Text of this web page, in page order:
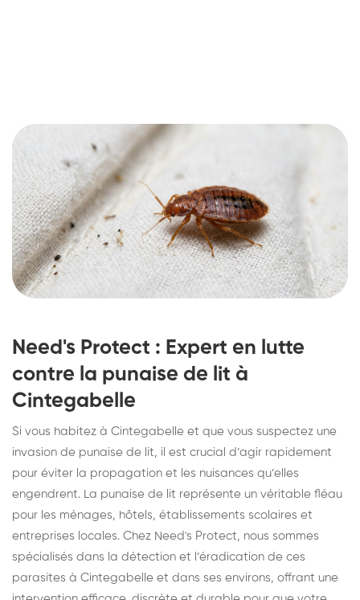
Need's Protect : Expert en lutte
contre la punaise de lit à
Cintegabelle
Si vous habitez à Cintegabelle et que vous suspectez une
invasion de punaise de lit, il est crucial d’agir rapidement
pour éviter la propagation et les nuisances qu’elles
engendrent. La punaise de lit représente un véritable fléau
pour les ménages, hôtels, établissements scolaires et
entreprises locales. Chez Need's Protect, nous sommes
spécialisés dans la détection et l’éradication de ces
parasites à Cintegabelle et dans ses environs, offrant une